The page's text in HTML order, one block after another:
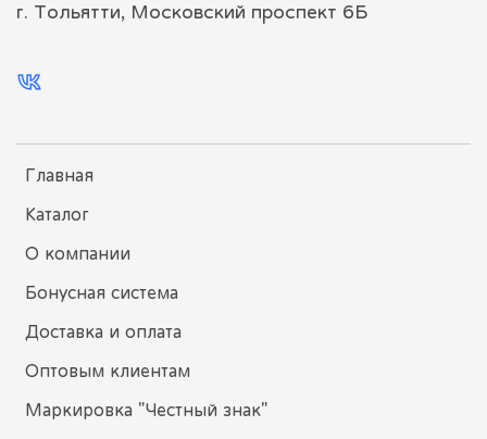
Главная
Каталог
О компании
Бонусная система
Доставка и оплата
Оптовым клиентам
Маркировка "Честный знак"
г. Тольятти, Московский проспект 6Б